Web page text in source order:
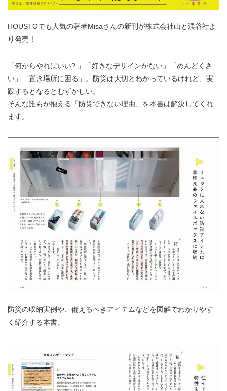
HOUSTOでも人気の著者Misaさんの新刊が株式会社山と渓谷社よ
り発売！
「何からやればいい? 」「好きなデザインがない」「めんどくさ
い」「置き場所に困る」。防災は大切とわかっているけれど、実
践するとなるとむずかしい。
そんな誰もが抱える「防災できない理由」を本書は解決してくれ
ます。
防災の収納実例や、備えるべきアイテムなどを図解でわかりやす
く紹介する本書。